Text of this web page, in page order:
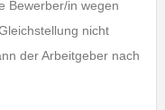
Bewerber/in wegen
nicht
der Arbeitgeber nach